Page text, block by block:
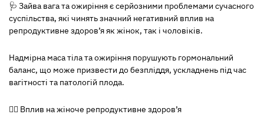
🩺 Зайва вага та ожиріння є серйозними проблемами сучасного
суспільства, які чинять значний негативний вплив на
репродуктивне здоров’я як жінок, так і чоловіків.
Надмірна маса тіла та ожиріння порушують гормональний
баланс, що може призвести до безпліддя, ускладнень під час
вагітності та патологій плода.
👩‍⚕️ Вплив на жіноче репродуктивне здоров’я